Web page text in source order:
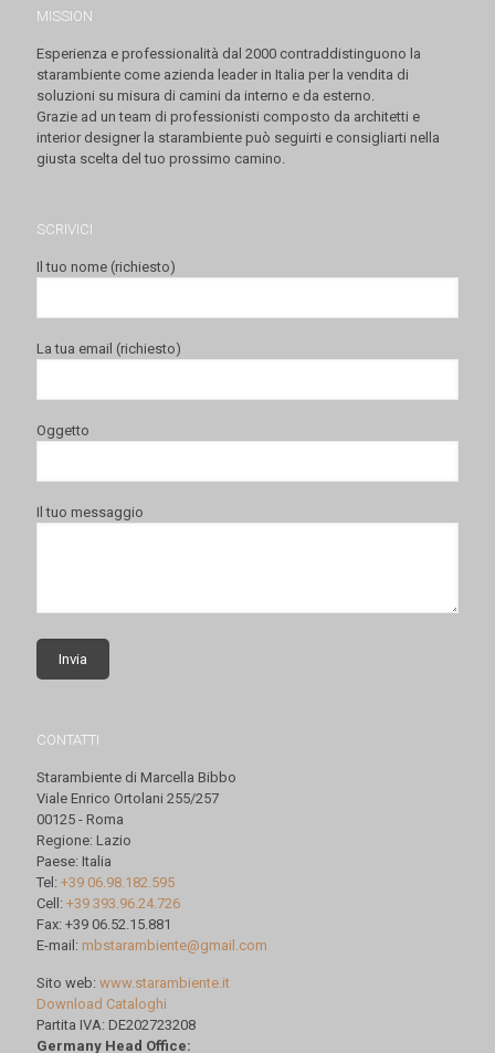
MISSION
Esperienza e professionalità dal 2000 contraddistinguono la
starambiente come azienda leader in Italia per la vendita di
soluzioni su misura di camini da interno e da esterno.
Grazie ad un team di professionisti composto da architetti e
interior designer la starambiente può seguirti e consigliarti nella
giusta scelta del tuo prossimo camino.
SCRIVICI
Il tuo nome (richiesto)
La tua email (richiesto)
Oggetto
Il tuo messaggio
CONTATTI
Starambiente di Marcella Bibbo
Viale Enrico Ortolani 255/257
00125 - Roma
Regione: Lazio
Paese: Italia
Tel: +39 06.98.182.595
Cell: +39 393.96.24.726
Fax: +39 06.52.15.881
E-mail: mbstarambiente@gmail.com
Sito web: www.starambiente.it
Download Cataloghi
Partita IVA: DE202723208
Germany Head Office: